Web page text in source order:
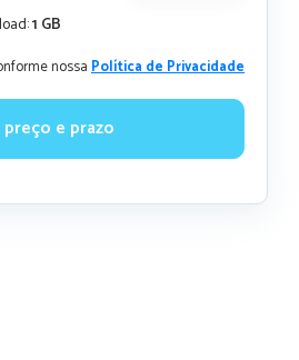
1 GB
nossaPolítica de Privacidade
e prazo